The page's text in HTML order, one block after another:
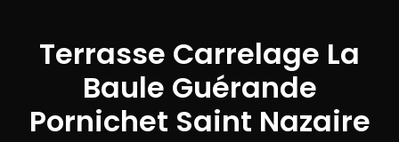
Terrasse Carrelage La
Baule Guérande
Pornichet Saint Nazaire